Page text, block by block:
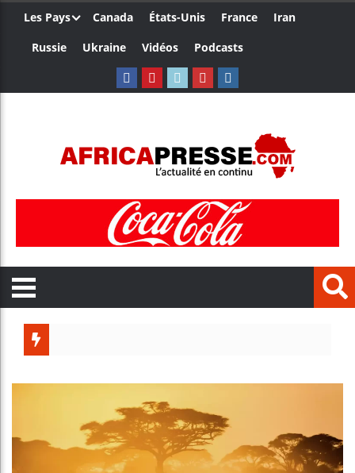
Les Pays Canada États-Unis France
Iran
Russie
Ukraine Vidéos Podcasts